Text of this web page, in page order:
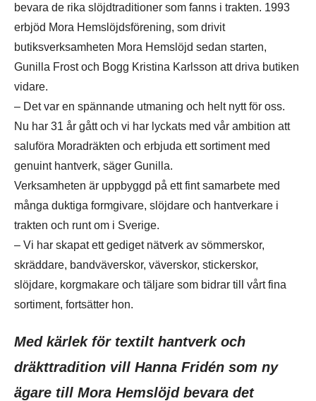
bevara de rika slöjdtraditioner som fanns i trakten. 1993
erbjöd Mora Hemslöjdsförening, som drivit
butiksverksamheten Mora Hemslöjd sedan starten,
Gunilla Frost och Bogg Kristina Karlsson att driva butiken
vidare.
– Det var en spännande utmaning och helt nytt för oss.
Nu har 31 år gått och vi har lyckats med vår ambition att
saluföra Moradräkten och erbjuda ett sortiment med
genuint hantverk, säger Gunilla.
Verksamheten är uppbyggd på ett fint samarbete med
många duktiga formgivare, slöjdare och hantverkare i
trakten och runt om i Sverige.
– Vi har skapat ett gediget nätverk av sömmerskor,
skräddare, bandväverskor, väverskor, stickerskor,
slöjdare, korgmakare och täljare som bidrar till vårt fina
sortiment, fortsätter hon.
Med kärlek för textilt hantverk och
dräkttradition vill Hanna Fridén som ny
ägare till Mora Hemslöjd bevara det